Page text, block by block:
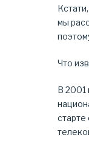
мы
Что
В 2001
старте